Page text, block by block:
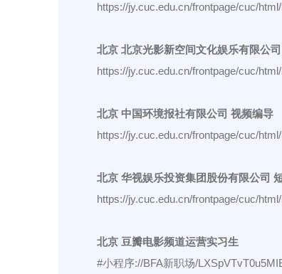
https://jy.cuc.edu.cn/frontpage/cuc/
北京 北京光影新空间文化娱乐有限公
https://jy.cuc.edu.cn/frontpage/cuc/
北京 中国环境报社有限公司 视频编导
https://jy.cuc.edu.cn/frontpage/cuc/
北京 华视娱乐投资集团股份有限公司
https://jy.cuc.edu.cn/frontpage/cuc/
北京 豆瓣电影频道运营实习生
#小程序://BFA新职场/